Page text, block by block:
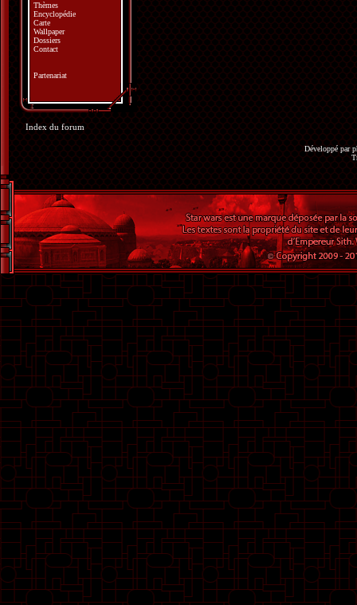
Thèmes
Encyclopédie
Carte
Wallpaper
Dossiers
Contact
Partenariat
Index du forum
Développé par